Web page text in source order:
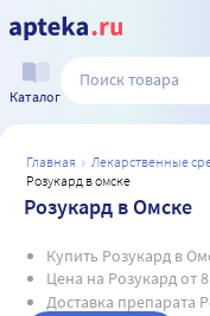
Каталог
главная лекарственные
розукард в омске
Розукард в Омске
Купить Розукард в
Цена на Розукард от
Доставка препарата